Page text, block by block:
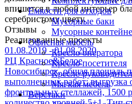
Емкости для отходов
Мусорные баки
Мусорные
Офисная мебель
Кресло оператора
Кресло посетителя
Кресло
Мягкая мебель
Верстаки
впишется в любой интерьер
серебристому цвету.
Отзывы
Реализованныe проекты
01.08.2019 - 01.08.2020
РЦ Красное&Белое
Новосибирск, общая площадь
выполненных работ: выгрузка
фронтальных стеллажей, 1500